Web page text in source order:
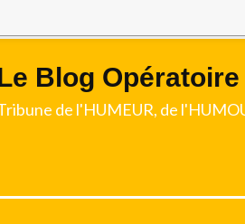
Blog Opératoire
de l'HUMEUR, de